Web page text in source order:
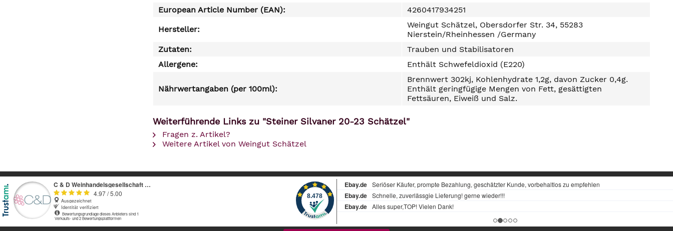
European Article Number (EAN):
4260417934251
Hersteller:
Weingut Schätzel, Obersdorfer Str. 34, 55283
Nierstein/Rheinhessen /Germany
Zutaten:
Trauben und Stabilisatoren
Allergene:
Enthält Schwefeldioxid (E220)
Nährwertangaben (per 100ml):
Brennwert 302kj, Kohlenhydrate 1,2g, davon Zucker 0,4g.
Enthält geringfügige Mengen von Fett, gesättigten
Fettsäuren, Eiweiß und Salz.
Weiterführende Links zu "Steiner Silvaner 20-23 Schätzel"
Fragen z. Artikel?
Weitere Artikel von Weingut Schätzel